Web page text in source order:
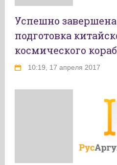
Успешно
подготовка
космического
10:19, 17 апреля 2017